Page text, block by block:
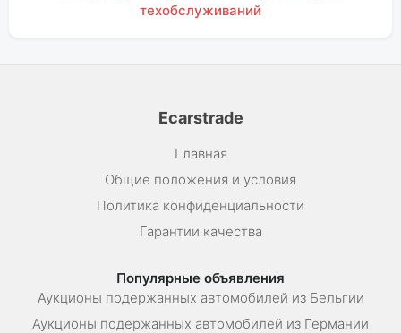
техобслуживаний
Ecarstrade
Главная
Общие положения и условия
Политика конфиденциальности
Гарантии качества
Популярные объявления
Аукционы подержанных автомобилей из Бельгии
Аукционы подержанных автомобилей из Германии